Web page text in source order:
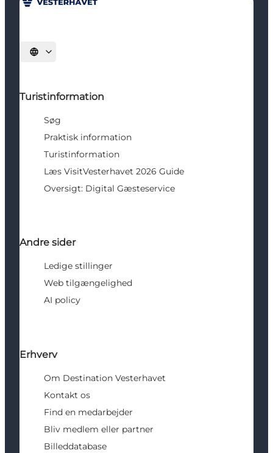
Vælg sprog
Turistinformation
Søg
Praktisk information
Turistinformation
Læs VisitVesterhavet 2026 Guide
Oversigt: Digital Gæsteservice
Andre sider
Ledige stillinger
Web tilgængelighed
AI policy
Erhverv
Om Destination Vesterhavet
Kontakt os
Find en medarbejder
Bliv medlem eller partner
Billeddatabase